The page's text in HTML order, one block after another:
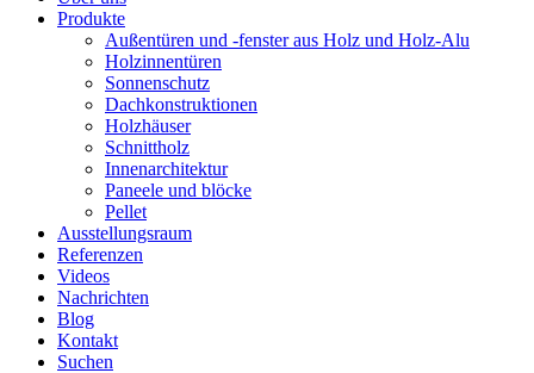
Produkte
Außentüren und -fenster aus Holz und Holz-Alu
Holzinnentüren
Sonnenschutz
Dachkonstruktionen
Holzhäuser
Schnittholz
Innenarchitektur
Paneele und blöcke
Pellet
Ausstellungsraum
Referenzen
Videos
Nachrichten
Blog
Kontakt
Suchen